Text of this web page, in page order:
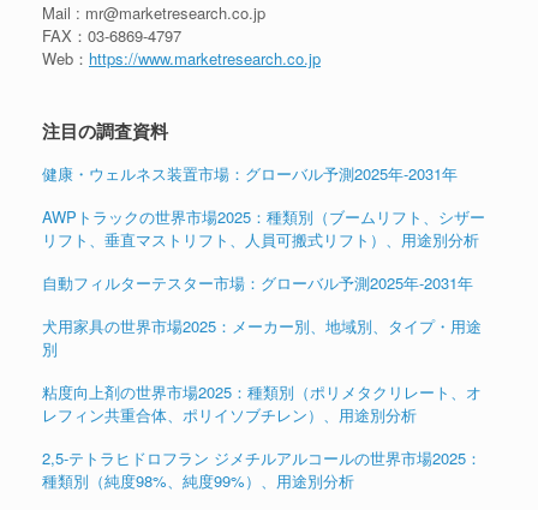
Mail : mr@marketresearch.co.jp
FAX：03-6869-4797
Web： https://www.marketresearch.co.jp
注目の調査資料
健康・ウェルネス装置市場：グローバル予測2025年-2031年
AWPトラックの世界市場2025：種類別（ブームリフト、シザー
リフト、垂直マストリフト、人員可搬式リフト）、用途別分析
自動フィルターテスター市場：グローバル予測2025年-2031年
犬用家具の世界市場2025：メーカー別、地域別、タイプ・用途
別
粘度向上剤の世界市場2025：種類別（ポリメタクリレート、オ
レフィン共重合体、ポリイソブチレン）、用途別分析
2,5-テトラヒドロフラン ジメチルアルコールの世界市場2025：
種類別（純度98%、純度99%）、用途別分析